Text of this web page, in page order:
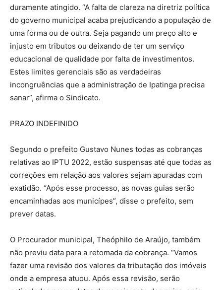
duramente atingido. “A falta de clareza na diretriz política
do governo municipal acaba prejudicando a população de
uma forma ou de outra. Seja pagando um preço alto e
injusto em tributos ou deixando de ter um serviço
educacional de qualidade por falta de investimentos.
Estes limites gerenciais são as verdadeiras
incongruências que a administração de Ipatinga precisa
sanar”, afirma o Sindicato.
PRAZO INDEFINIDO
Segundo o prefeito Gustavo Nunes todas as cobranças
relativas ao IPTU 2022, estão suspensas até que todas as
correções em relação aos valores sejam apuradas com
exatidão. “Após esse processo, as novas guias serão
encaminhadas aos municípes”, disse o prefeito, sem
prever datas.
O Procurador municipal, Theóphilo de Araújo, também
não previu data para a retomada da cobrança. “Vamos
fazer uma revisão dos valores da tributação dos imóveis
onde a empresa atuou. Após essa revisão, serão